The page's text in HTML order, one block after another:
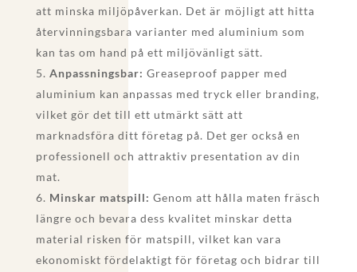
att minska miljöpåverkan. Det är möjligt att hitta
återvinningsbara varianter med aluminium som
kan tas om hand på ett miljövänligt sätt.
Anpassningsbar: Greaseproof papper med
aluminium kan anpassas med tryck eller branding,
vilket gör det till ett utmärkt sätt att
marknadsföra ditt företag på. Det ger också en
professionell och attraktiv presentation av din
mat.
Minskar matspill: Genom att hålla maten fräsch
längre och bevara dess kvalitet minskar detta
material risken för matspill, vilket kan vara
ekonomiskt fördelaktigt för företag och bidrar till